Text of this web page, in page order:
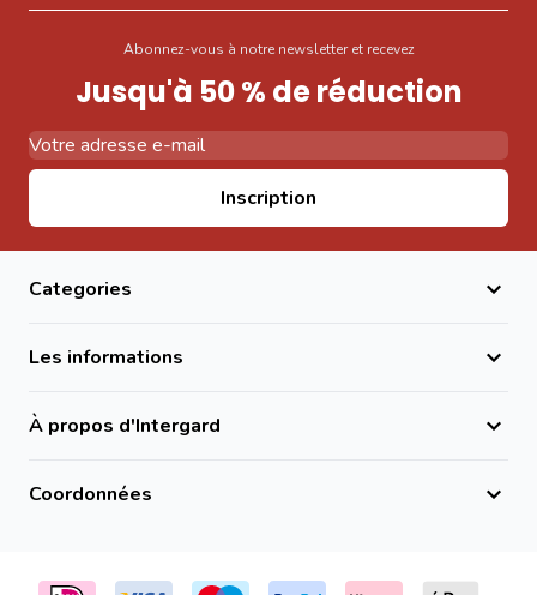
Abonnez-vous à notre newsletter et recevez
Jusqu'à 50 % de réduction
Inscription
Categories
Les informations
À propos d'Intergard
Coordonnées